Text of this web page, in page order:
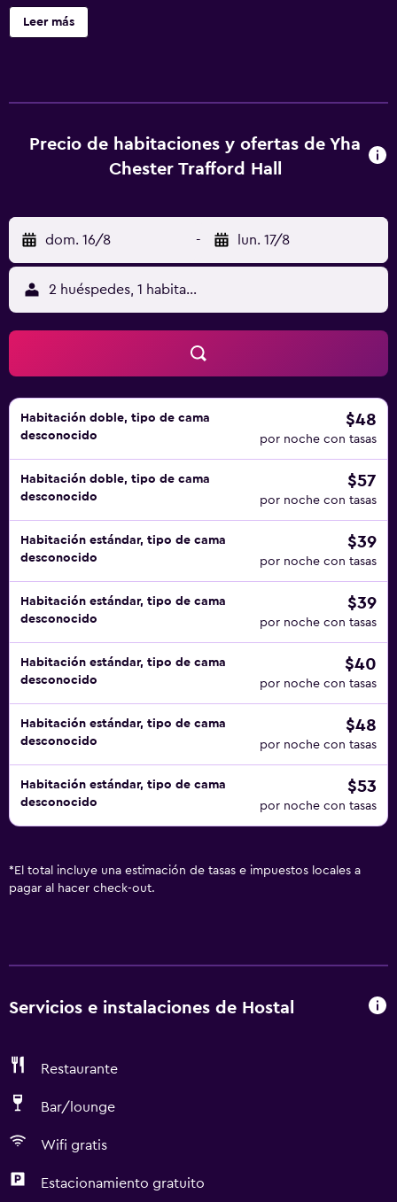
sirve cocina británica. El alojamiento ofrece cocina
compartida y wifi gratis. En el albergue, las habitaciones
alojamiento, y Hipódromo de Chester está a 9,1 km. El
aeropuerto (Aeropuerto de Liverpool - John Lennon) está
Leer más
Precio de habitaciones y ofertas de Yha
Chester Trafford Hall
dom. 16/8 - lun. 17/8
2 huéspedes, 1 habitación
Habitación doble, tipo de cama
desconocido
$48
por noche con tasas
Habitación doble, tipo de cama
desconocido
$57
por noche con tasas
Habitación estándar, tipo de cama
desconocido
$39
por noche con tasas
Habitación estándar, tipo de cama
desconocido
$39
por noche con tasas
Habitación estándar, tipo de cama
desconocido
$40
por noche con tasas
Habitación estándar, tipo de cama
desconocido
$48
por noche con tasas
Habitación estándar, tipo de cama
desconocido
$53
por noche con tasas
* El total incluye una estimación de tasas e impuestos locales a
pagar al hacer check-out.
Servicios e instalaciones de Hostal
Restaurante
Bar/lounge
Wifi gratis
Estacionamiento gratuito